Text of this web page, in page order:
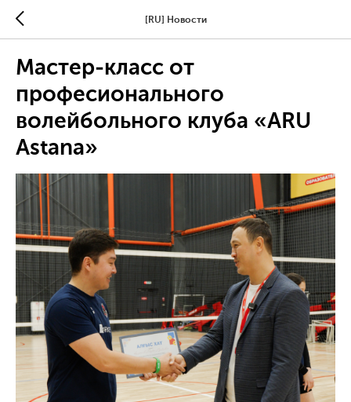
[RU] Новости
Мастер-класс от
професионального
волейбольного клуба «ARU
Astana»